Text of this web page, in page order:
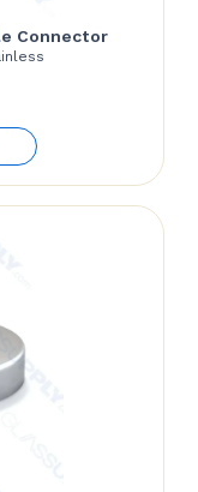
Connector